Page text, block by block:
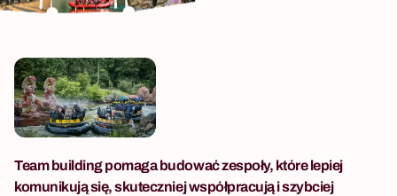
Team building pomaga budować zespoły, które lepiej
komunikują się, skuteczniej współpracują i szybciej